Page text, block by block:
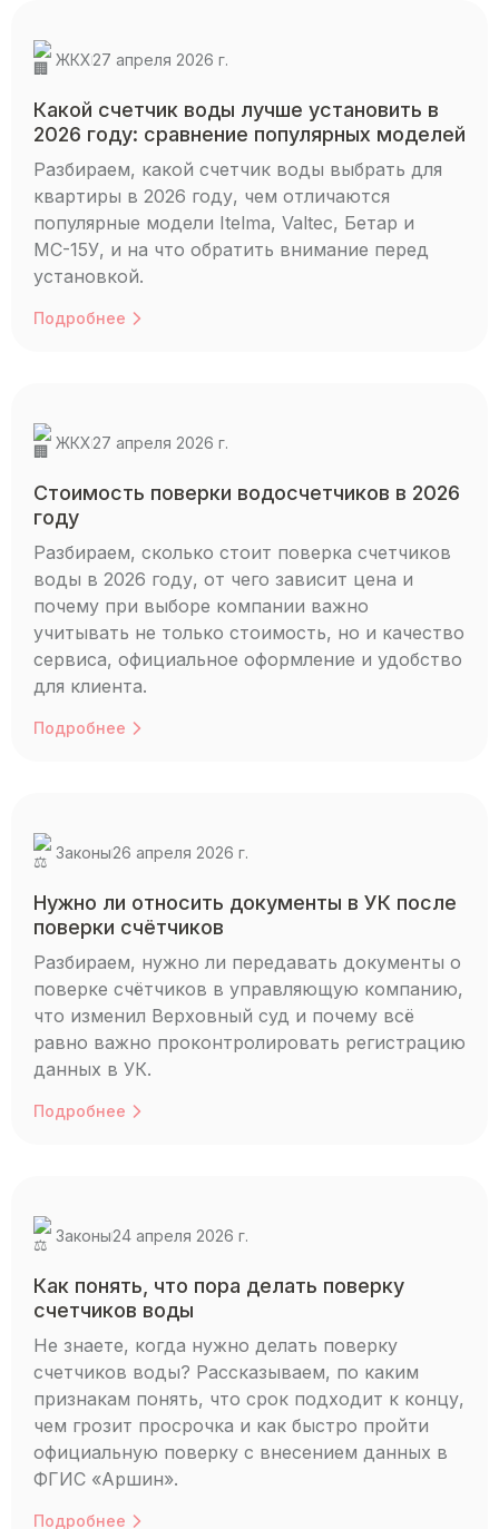
ЖКХ27 апреля 2026 г.
Какой счетчик воды лучше установить в
2026 году: сравнение популярных моделей
Разбираем, какой счетчик воды выбрать для
квартиры в 2026 году, чем отличаются
популярные модели Itelma, Valtec, Бетар и
МС-15У, и на что обратить внимание перед
установкой.
Подробнее
ЖКХ27 апреля 2026 г.
Стоимость поверки водосчетчиков в 2026
году
Разбираем, сколько стоит поверка счетчиков
воды в 2026 году, от чего зависит цена и
почему при выборе компании важно
учитывать не только стоимость, но и качество
сервиса, официальное оформление и удобство
для клиента.
Подробнее
Законы26 апреля 2026 г.
Нужно ли относить документы в УК после
поверки счётчиков
Разбираем, нужно ли передавать документы о
поверке счётчиков в управляющую компанию,
что изменил Верховный суд и почему всё
равно важно проконтролировать регистрацию
данных в УК.
Подробнее
Законы24 апреля 2026 г.
Как понять, что пора делать поверку
счетчиков воды
Не знаете, когда нужно делать поверку
счетчиков воды? Рассказываем, по каким
признакам понять, что срок подходит к концу,
чем грозит просрочка и как быстро пройти
официальную поверку с внесением данных в
ФГИС «Аршин».
Подробнее